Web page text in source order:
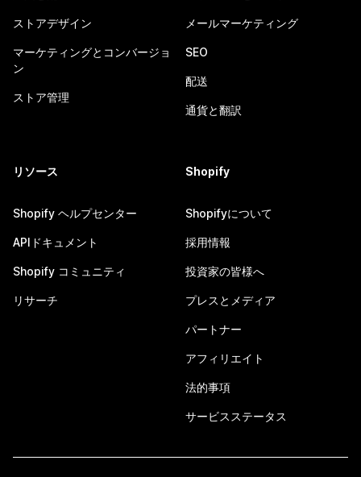
ストアデザイン
マーケティングとコンバージョ
ン
ストア管理
メールマーケティング
SEO
配送
通貨と翻訳
リソース
Shopify ヘルプセンター
APIドキュメント
Shopify コミュニティ
リサーチ
Shopify
Shopifyについて
採用情報
投資家の皆様へ
プレスとメディア
パートナー
アフィリエイト
法的事項
サービスステータス